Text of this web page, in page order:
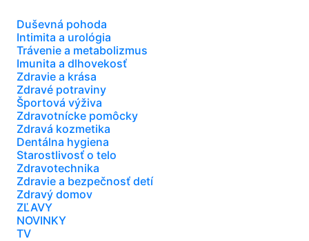
Duševná pohoda
Intimita a urológia
Trávenie a metabolizmus
Imunita a dlhovekosť
Zdravie a krása
Zdravé potraviny
Športová výživa
Zdravotnícke pomôcky
Zdravá kozmetika
Dentálna hygiena
Starostlivosť o telo
Zdravotechnika
Zdravie a bezpečnosť detí
Zdravý domov
ZĽAVY
NOVINKY
TV